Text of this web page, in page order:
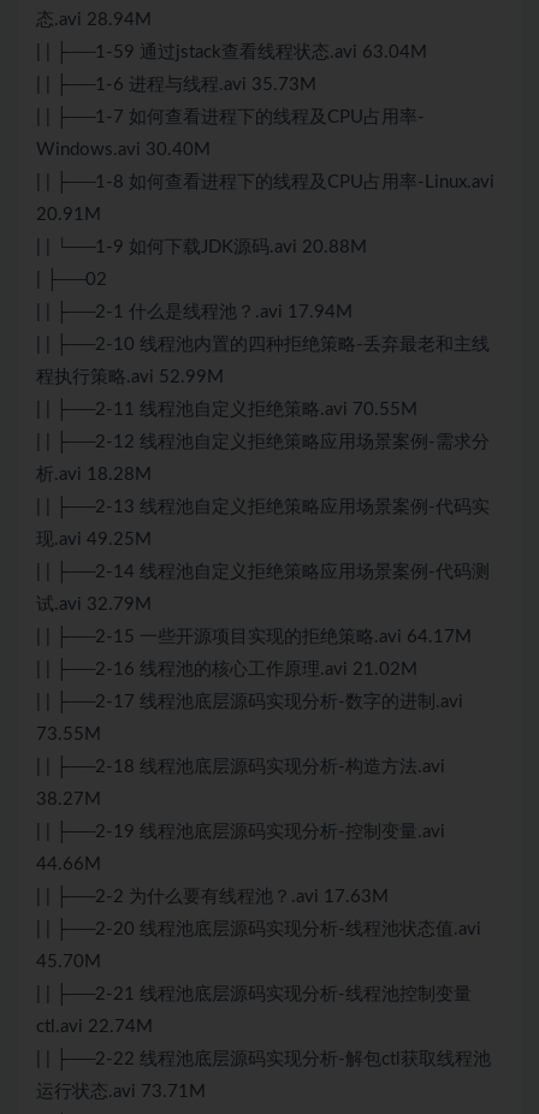
态.avi 28.94M
| | ├──1-59 通过jstack查看线程状态.avi 63.04M
| | ├──1-6 进程与线程.avi 35.73M
| | ├──1-7 如何查看进程下的线程及CPU占用率-
Windows.avi 30.40M
| | ├──1-8 如何查看进程下的线程及CPU占用率-Linux.avi
20.91M
| | └──1-9 如何下载JDK源码.avi 20.88M
| ├──02
| | ├──2-1 什么是线程池？.avi 17.94M
| | ├──2-10 线程池内置的四种拒绝策略-丢弃最老和主线
程执行策略.avi 52.99M
| | ├──2-11 线程池自定义拒绝策略.avi 70.55M
| | ├──2-12 线程池自定义拒绝策略应用场景案例-需求分
析.avi 18.28M
| | ├──2-13 线程池自定义拒绝策略应用场景案例-代码实
现.avi 49.25M
| | ├──2-14 线程池自定义拒绝策略应用场景案例-代码测
试.avi 32.79M
| | ├──2-15 一些开源项目实现的拒绝策略.avi 64.17M
| | ├──2-16 线程池的核心工作原理.avi 21.02M
| | ├──2-17 线程池底层源码实现分析-数字的进制.avi
73.55M
| | ├──2-18 线程池底层源码实现分析-构造方法.avi
38.27M
| | ├──2-19 线程池底层源码实现分析-控制变量.avi
44.66M
| | ├──2-2 为什么要有线程池？.avi 17.63M
| | ├──2-20 线程池底层源码实现分析-线程池状态值.avi
45.70M
| | ├──2-21 线程池底层源码实现分析-线程池控制变量
ctl.avi 22.74M
| | ├──2-22 线程池底层源码实现分析-解包ctl获取线程池
运行状态.avi 73.71M